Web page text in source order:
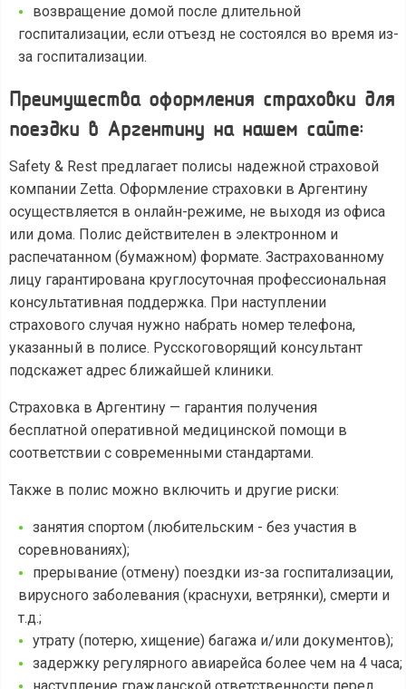
возвращение домой после длительной
госпитализации, если отъезд не состоялся во время из-
за госпитализации.
Преимущества оформления страховки для
поездки в Аргентину на нашем сайте:
Safety & Rest предлагает полисы надежной страховой
компании Zetta. Оформление страховки в Аргентину
осуществляется в онлайн-режиме, не выходя из офиса
или дома. Полис действителен в электронном и
распечатанном (бумажном) формате. Застрахованному
лицу гарантирована круглосуточная профессиональная
консультативная поддержка. При наступлении
страхового случая нужно набрать номер телефона,
указанный в полисе. Русскоговорящий консультант
подскажет адрес ближайшей клиники.
Страховка в Аргентину — гарантия получения
бесплатной оперативной медицинской помощи в
соответствии с современными стандартами.
Также в полис можно включить и другие риски:
занятия спортом (любительским - без участия в
соревнованиях);
прерывание (отмену) поездки из-за госпитализации,
вирусного заболевания (краснухи, ветрянки), смерти и
т.д.;
утрату (потерю, хищение) багажа и/или документов);
задержку регулярного авиарейса более чем на 4 часа;